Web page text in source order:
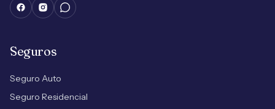
Seguros
Seguro Auto
Seguro Residencial